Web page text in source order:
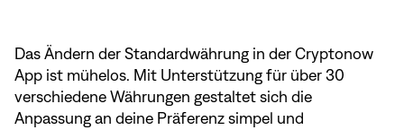
Das Ändern der Standardwährung in der Cryptonow
App ist mühelos. Mit Unterstützung für über 30
verschiedene Währungen gestaltet sich die
Anpassung an deine Präferenz simpel und